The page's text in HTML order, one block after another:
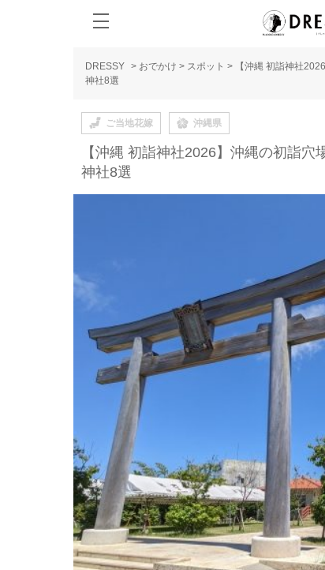
DRESSY > おでかけ > スポット >
【沖縄 初詣神社
神社8選
ご当地花嫁 沖縄県
【沖縄 初詣神社2026】沖縄の初詣
神社8選